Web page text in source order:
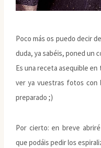
Poco más os puedo decir
duda, ya sabéis, poned un
Es una receta asequible
ver ya vuestras fotos con
preparado ;)
Por cierto: en breve
que podáis pedir los